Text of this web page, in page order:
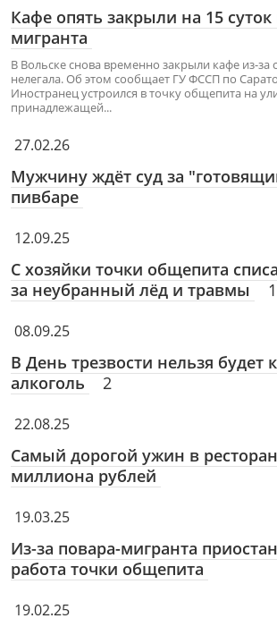
Кафе опять закрыли на 15 суток
мигранта
В Вольске снова временно закрыли кафе из-за
нелегала. Об этом сообщает ГУ ФССП по
Иностранец устроился в точку общепита на
принадлежащей...
27.02.26
Мужчину ждёт суд за
пивбаре
12.09.25
С хозяйки точки общепита
за неубранный лёд и травмы
1
08.09.25
В День трезвости нельзя будет
алкоголь
2
22.08.25
Самый дорогой ужин в
миллиона рублей
19.03.25
Из-за повара-мигранта
работа точки общепита
19.02.25